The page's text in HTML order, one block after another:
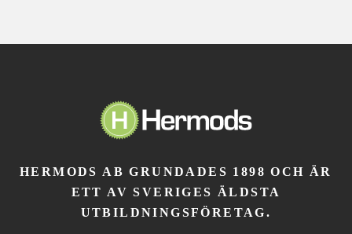
HERMODS AB GRUNDADES 1898 OCH ÄR
ETT AV SVERIGES ÄLDSTA
UTBILDNINGSFÖRETAG.